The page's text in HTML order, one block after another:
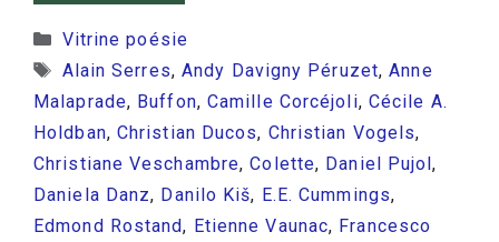
Catégories
Vitrine poésie
Étiquettes
Alain Serres, Andy Davigny Péruzet,Anne
Malaprade, Buffon, Camille Corcéjoli, Cécile A.
Holdban, Christian Ducos, Christian Vogels,
Christiane Veschambre,Colette, Daniel Pujol,
Daniela Danz, Danilo Kiš, E.E. Cummings,
Edmond Rostand, Etienne Vaunac, Francesco